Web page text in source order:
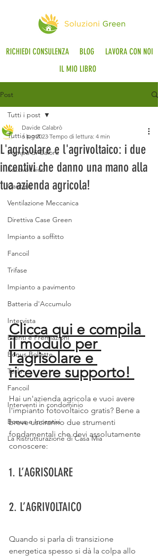
RICHIEDI CONSULENZA BLOG
LAVORA CON NOI
IL MIO LIBRO
Post
Tutti i post
Pompa di Calore
Fotovoltaico
Cantieri
Ventilazione Meccanica
Direttiva Case Green
Impianto a soffitto
Fancoil
Trifase
Impianto a pavimento
Batteria d'Accumulo
Intervista
Eventi e Premiazioni
Bonus Bollette
Tesla
Fancoil
Interventi in condominio
Bonus e Incentivi
La Ristrutturazione di Casa Mia
Tutti i post
L'agrisolare e l'agrivoltaico: i due
incentivi che danno una mano alla
tua azienda agricola!
Davide Calabrò
6 lug 2023 Tempo di lettura: 4 min
Clicca qui e compila
il modulo per
l'agrisolare e
ricevere supporto!
Hai un'azienda agricola e vuoi avere
l'impianto fotovoltaico gratis? Bene a
breve usciranno due strumenti
fondamentali che devi assolutamente
conoscere:
1. L’AGRISOLARE
2. L’AGRIVOLTAICO
Quando si parla di transizione
energetica spesso si dà la colpa allo